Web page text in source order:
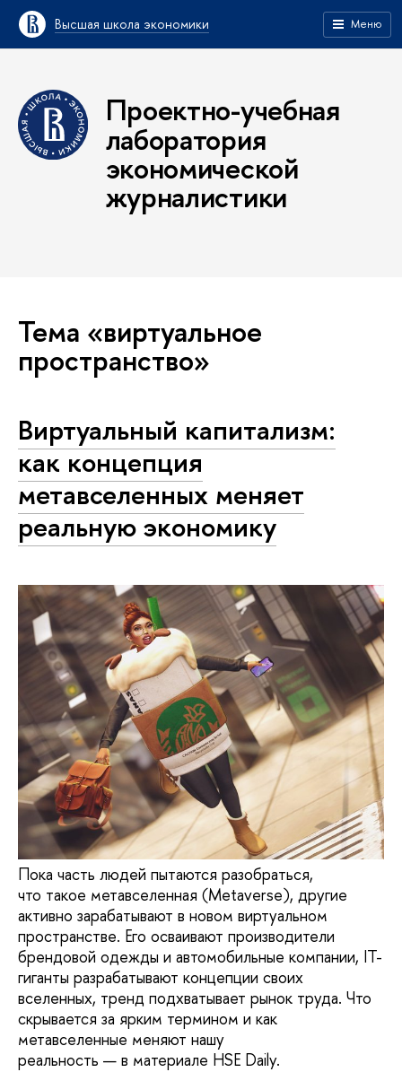
Высшая школа экономики Меню
Проектно-учебная
лаборатория
экономической
журналистики
Тема «виртуальное
пространство»
Виртуальный капитализм:
как концепция
метавселенных меняет
реальную экономику
Пока часть людей пытаются разобраться,
что такое метавселенная (Metaverse), другие
активно зарабатывают в новом виртуальном
пространстве. Его осваивают производители
брендовой одежды и автомобильные компании, IT-
гиганты разрабатывают концепции своих
вселенных, тренд подхватывает рынок труда. Что
скрывается за ярким термином и как
метавселенные меняют нашу
реальность — в материале HSE Daily.